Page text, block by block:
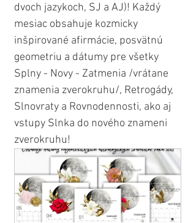
dvoch jazykoch, SJ a AJ)! Každý
mesiac obsahuje kozmicky
inšpirované afirmácie, posvätnú
geometriu a dátumy pre všetky
Splny - Novy - Zatmenia /vrátane
znamenia zverokruhu/, Retrogády,
Slnovraty a Rovnodennosti, ako aj
vstupy Slnka do nového znameni
zverokruhu!